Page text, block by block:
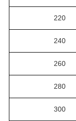
220
240
260
280
300